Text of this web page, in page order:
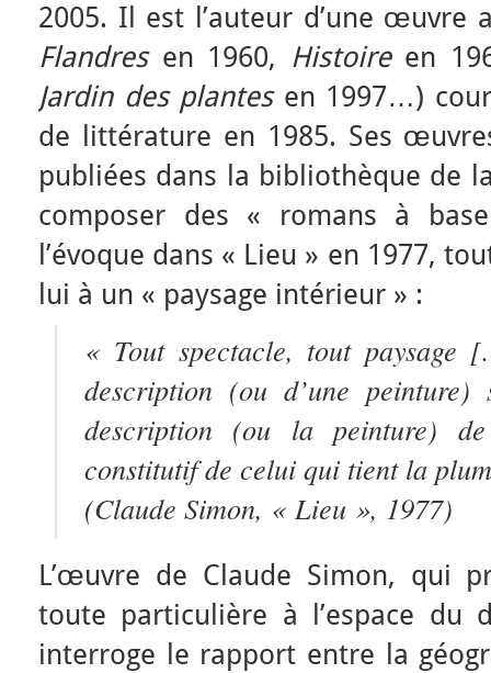
2005. Il est l’auteur d’une œuvre
Flandres en 1960, Histoire en
Jardin des plantesen 1997…)
de littérature en 1985. Ses
publiées dans la bibliothèque de
composer des « romans à
l’évoque dans « Lieu » en 1977,
lui à un « paysage intérieur » :
« Tout spectacle, tout paysage
description (ou d’une
description (ou la peinture)
constitutif de celui qui tient la
(Claude Simon, « Lieu », 1977)
L’œuvre de Claude Simon, qui
toute particulière à l’espace du
interroge le rapport entre la